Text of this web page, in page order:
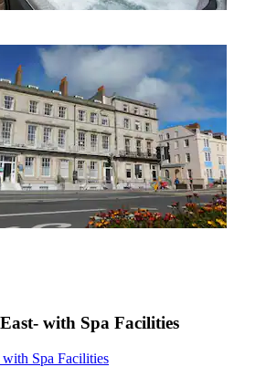
with Spa Facilities
Spa Facilities